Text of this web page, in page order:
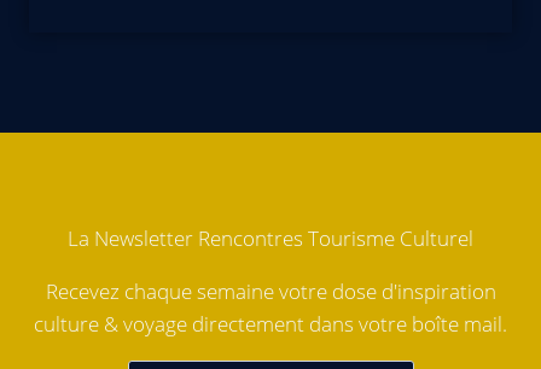
La Newsletter Rencontres Tourisme Culturel
Recevez chaque semaine votre dose d'inspiration
culture & voyage directement dans votre boîte mail.